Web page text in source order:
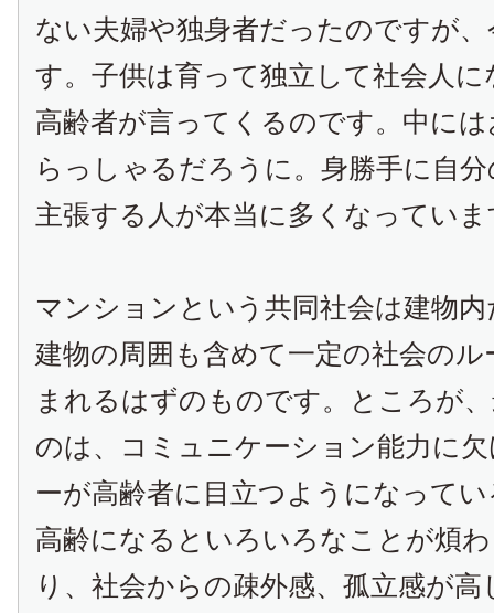
ない夫婦や独身者だったのですが
す。子供は育って独立して社会人
高齢者が言ってくるのです。中に
らっしゃるだろうに。身勝手に自
主張する人が本当に多くなってい
マンションという共同社会は建物
建物の周囲も含めて一定の社会の
まれるはずのものです。ところが
のは、コミュニケーション能力に
ーが高齢者に目立つようになって
高齢になるといろいろなことが煩
り、社会からの疎外感、孤立感が